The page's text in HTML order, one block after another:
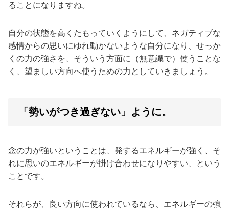
ることになりますね。
自分の状態を高くたもっていくようにして、ネガティブな
感情からの思いにゆれ動かないような自分になり、せっか
くの力の強さを、そういう方面に（無意識で）使うことな
く、望ましい方向へ使うための力としていきましょう。
「勢いがつき過ぎない」ように。
念の力が強いということは、発するエネルギーが強く、そ
れに思いのエネルギーが掛け合わせになりやすい、という
ことです。
それらが、良い方向に使われているなら、エネルギーの強